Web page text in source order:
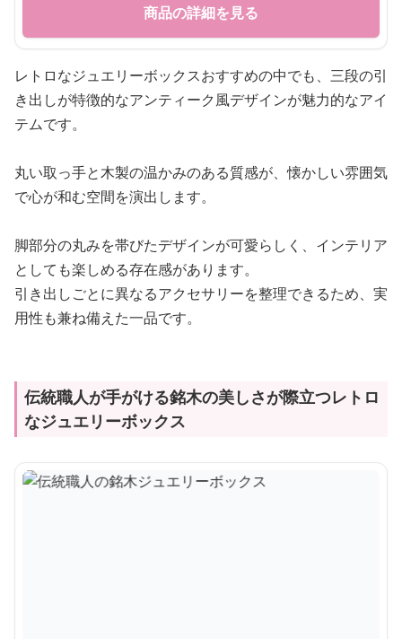
商品の詳細を見る
レトロなジュエリーボックスおすすめの中でも、三段の引
き出しが特徴的なアンティーク風デザインが魅力的なアイ
テムです。
丸い取っ手と木製の温かみのある質感が、懐かしい雰囲気
で心が和む空間を演出します。
脚部分の丸みを帯びたデザインが可愛らしく、インテリア
としても楽しめる存在感があります。
引き出しごとに異なるアクセサリーを整理できるため、実
用性も兼ね備えた一品です。
伝統職人が手がける銘木の美しさが際立つレトロ
なジュエリーボックス